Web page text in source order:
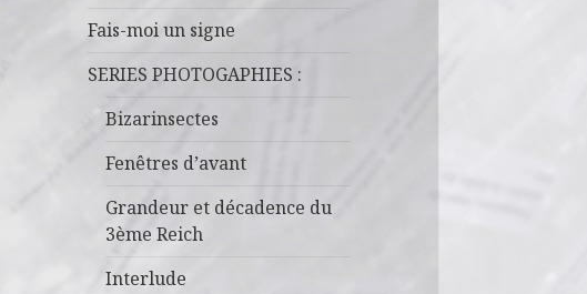
Fais-moi un signe
SERIES PHOTOGAPHIES :
Bizarinsectes
Fenêtres d’avant
Grandeur et décadence du
3ème Reich
Interlude